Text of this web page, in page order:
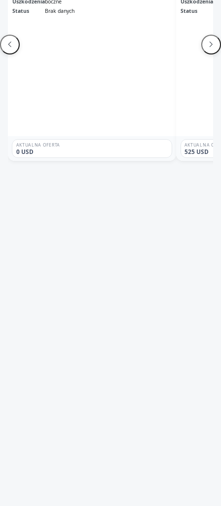
Status
Brak danych
AKTUALNA OFERTA
0 USD
Status
AKTUALNA
525 USD